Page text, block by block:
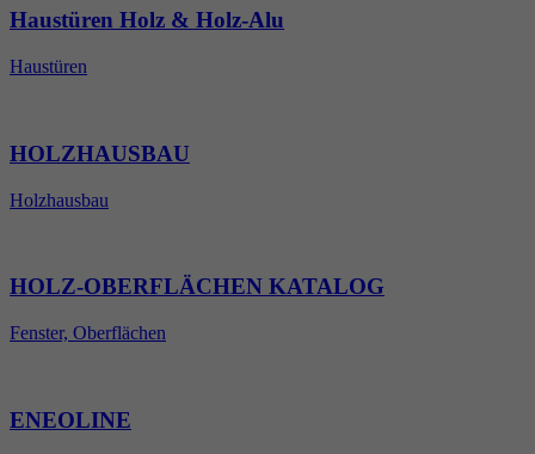
Haustüren Holz & Holz-Alu
Haustüren
HOLZHAUSBAU
Holzhausbau
HOLZ-OBERFLÄCHEN KATALOG
Fenster, Oberflächen
ENEOLINE